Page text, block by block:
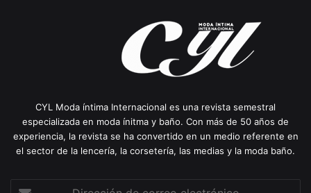
CYL Moda íntima Internacional es una revista semestral
especializada en moda ínitma y baño. Con más de 50 años de
experiencia, la revista se ha convertido en un medio referente en
el sector de la lencería, la corsetería, las medias y la moda baño.